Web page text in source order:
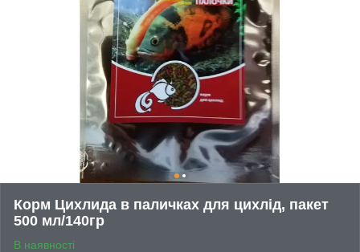
Корм Цихлида в паличках для цихлід, пакет
500 мл/140гр
В наявності